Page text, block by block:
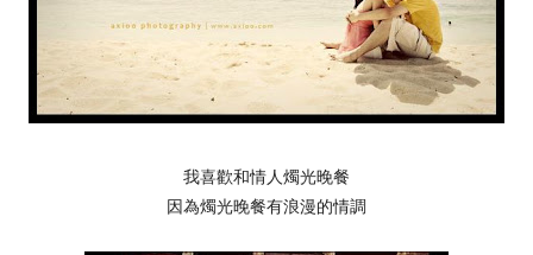
我喜歡和情人燭光晚餐
因為燭光晚餐有浪漫的情調